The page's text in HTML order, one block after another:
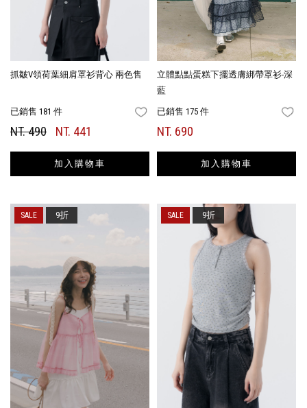
抓皺V領荷葉細肩罩衫背心 兩色售
已銷售 181 件 FAVORITES
NT. 490 NT. 441
加入購物車
立體點點蛋糕下擺透膚綁帶罩衫-深
藍
已銷售 175 件
NT. 690
加入購物車
9折 9折